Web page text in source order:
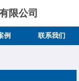
限公司
例 联系我们